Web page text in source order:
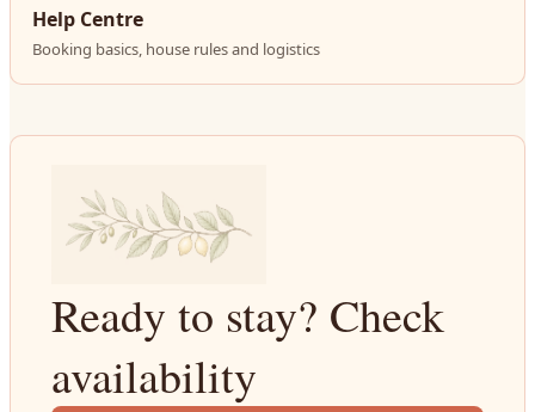
Help Centre
Booking basics, house rules and logistics
Ready to stay? Check
availability